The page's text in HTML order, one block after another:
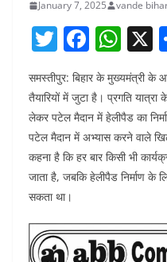
January 7, 2025 vande
T
w
itt
er
F
a
c
e
b
o
o
k
W
h
at
s
A
p
p
X
समस्तीपुर: बिहार के मुख्यमंत्री के
तैयारियों में जुटा है। प्रगति
लेकर पटेल मैदान में हेलीपैड का
पटेल मैदान में अभ्यास करने वाले
कहना है कि हर बार किसी भी
जाता है, जबकि हेलीपैड निर्माण के
सकता था।